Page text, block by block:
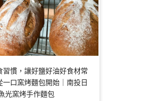
習慣，讓好鹽好油好食材常
一口窯烤麵包開始｜南投日
光窯烤手作麵包